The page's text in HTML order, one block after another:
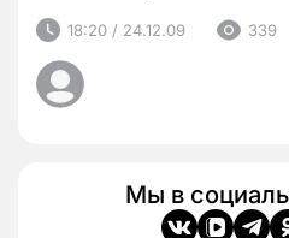
18:20 / 24.12.09 339
Мы в